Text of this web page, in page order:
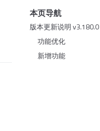
本页导航
版本更新说明 v3.180.0
功能优化
新增功能